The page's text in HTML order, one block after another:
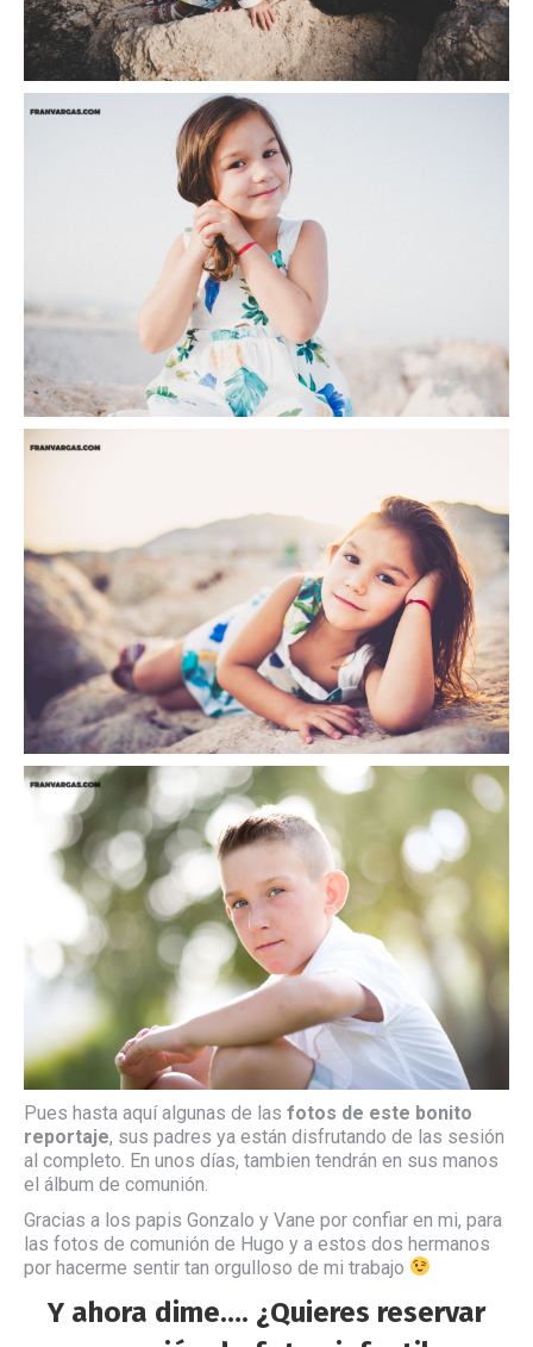
Pues hasta aquí algunas de las fotos de este bonito
reportaje, sus padres ya están disfrutando de las sesión
al completo. En unos días, tambien tendrán en sus manos
el álbum de comunión.
Gracias a los papis Gonzalo y Vane por confiar en mi, para
las fotos de comunión de Hugo y a estos dos hermanos
por hacerme sentir tan orgulloso de mi trabajo
Y ahora dime…. ¿Quieres reservar